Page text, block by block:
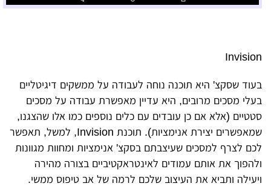
Invision
בעוד שסקצ' היא תוכנה נוחה לעבודה על ממשקים דיגיטליים
בעלי מסכים מרובים, היא עדיין מאפשרת עבודה על מסכים
סטטיים (אלא אם כן עובדים עם כלים נוספים כמו אלו שהצגנו,
שמאפשרים יצירת אנימציות). תוכנת Invision, למשל, תאפשר
לכם לצרף למסכים שעיצבתם בסקצ' אנימציות ומחוות מגוונות
ולהפוך את אותם עמודים לאינטראקטיביים בצורה מהירה
ויעילה ותביא את העיצוב שלכם לרמה של אב טיפוס ממשי.